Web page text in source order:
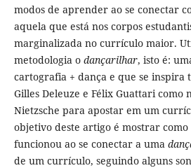
modos de aprender ao se conectar
aquela que está nos corpos
marginalizada no currículo maior.
metodologia o dançarilhar, isto é:
cartografia + dança e que se inspira
Gilles Deleuze e Félix Guattari como
Nietzsche para apostar em um
objetivo deste artigo é mostrar como
funcionou ao se conectar a uma
de um currículo, seguindo alguns